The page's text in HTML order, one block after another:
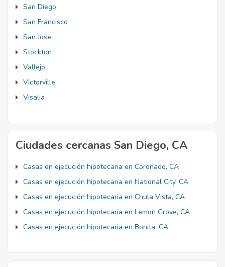
San Diego
San Francisco
San Jose
Stockton
Vallejo
Victorville
Visalia
Ciudades cercanas San Diego, CA
Casas en ejecución hipotecaria en Coronado, CA
Casas en ejecución hipotecaria en National City, CA
Casas en ejecución hipotecaria en Chula Vista, CA
Casas en ejecución hipotecaria en Lemon Grove, CA
Casas en ejecución hipotecaria en Bonita, CA